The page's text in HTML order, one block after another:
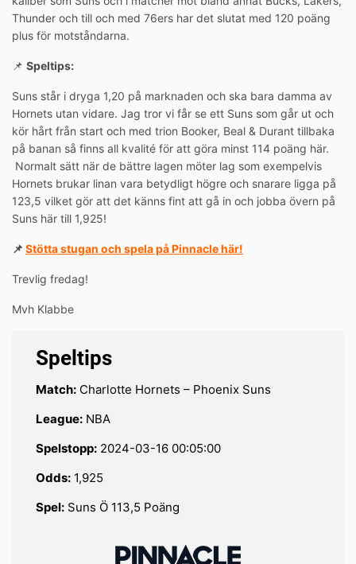
Speltips
Match: Charlotte Hornets – Phoenix Suns
League: NBA
Spelstopp: 2024-03-16 00:05:00
Odds: 1,925
Spel: Suns Ö 113,5 Poäng
Thunder och till och med 76ers har det slutat med 120 poäng
plus för motståndarna.
📌 Speltips:
Suns står i dryga 1,20 på marknaden och ska bara damma av
Hornets utan vidare. Jag tror vi får se ett Suns som går ut och
kör hårt från start och med trion Booker, Beal & Durant tillbaka
på banan så finns all kvalité för att göra minst 114 poäng här.
Normalt sätt när de bättre lagen möter lag som exempelvis
Hornets brukar linan vara betydligt högre och snarare ligga på
123,5 vilket gör att det känns fint att gå in och jobba övern på
Suns här till 1,925!
📌 Stötta stugan och spela på Pinnacle här!
Trevlig fredag!
Mvh Klabbe